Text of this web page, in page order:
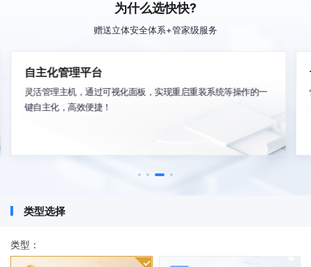
为什么选快快?
赠送立体安全体系+管家级服务
自主化管理平台
灵活管理主机，通过可视化面板，实现重启重装系统等操作的一
键自主化，高效便捷！
类型选择
类型：